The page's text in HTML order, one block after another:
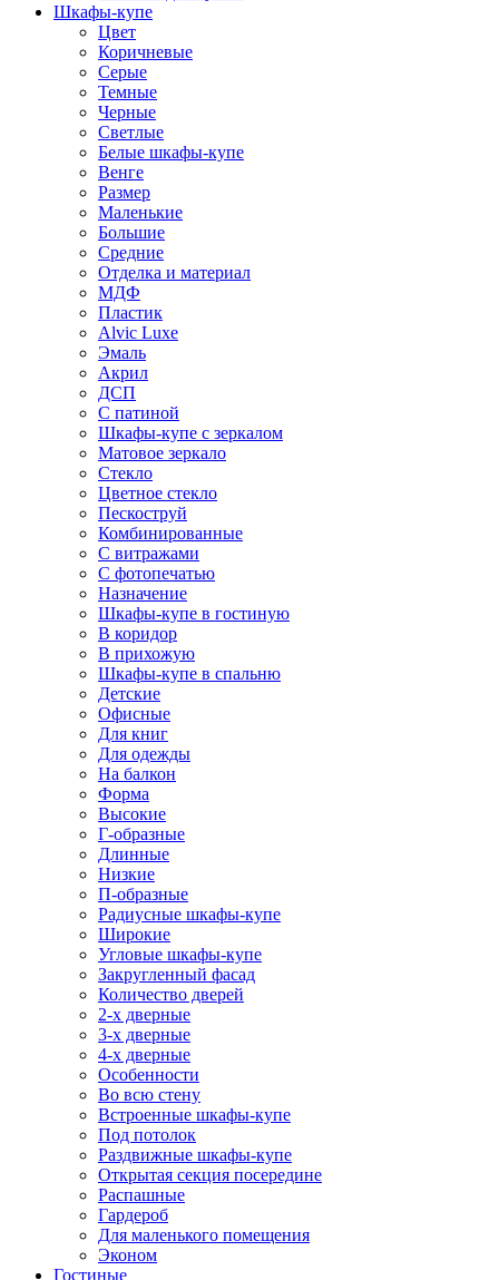
Шкафы-купе
Цвет
Коричневые
Серые
Темные
Черные
Светлые
Белые шкафы-купе
Венге
Размер
Маленькие
Большие
Средние
Отделка и материал
МДФ
Пластик
Alvic Luxe
Эмаль
Акрил
ДСП
С патиной
Шкафы-купе с зеркалом
Матовое зеркало
Стекло
Цветное стекло
Пескоструй
Комбинированные
С витражами
С фотопечатью
Назначение
Шкафы-купе в гостиную
В коридор
В прихожую
Шкафы-купе в спальню
Детские
Офисные
Для книг
Для одежды
На балкон
Форма
Высокие
Г-образные
Длинные
Низкие
П-образные
Радиусные шкафы-купе
Широкие
Угловые шкафы-купе
Закругленный фасад
Количество дверей
2-х дверные
3-х дверные
4-х дверные
Особенности
Во всю стену
Встроенные шкафы-купе
Под потолок
Раздвижные шкафы-купе
Открытая секция посередине
Распашные
Гардероб
Для маленького помещения
Эконом
Гостиные